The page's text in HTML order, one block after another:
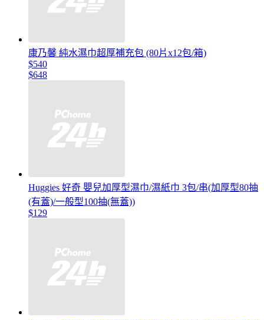
康乃馨 純水濕巾超厚補充包 (80片x12包/箱)
$540
$648
Huggies 好奇 嬰兒加厚型濕巾/濕紙巾 3包/串(加厚型80抽
(有蓋)/一般型100抽(無蓋))
$129